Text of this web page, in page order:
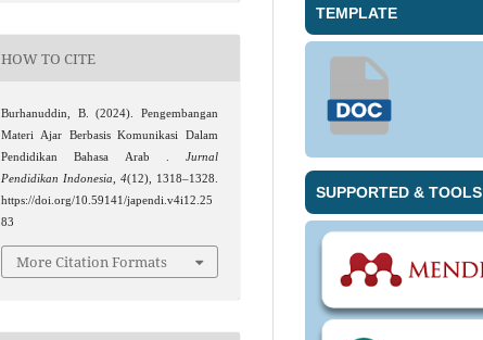
HOW TO CITE
Burhanuddin, B. (2024). Pengembangan
Materi Ajar Berbasis Komunikasi Dalam
Pendidikan Bahasa Arab . Jurnal
Pendidikan Indonesia,4(12), 1318–1328.
https://doi.org/10.59141/japendi.v4i12.25
83
More Citation Formats
TEMPLATE
SUPPORTED & TOOLS